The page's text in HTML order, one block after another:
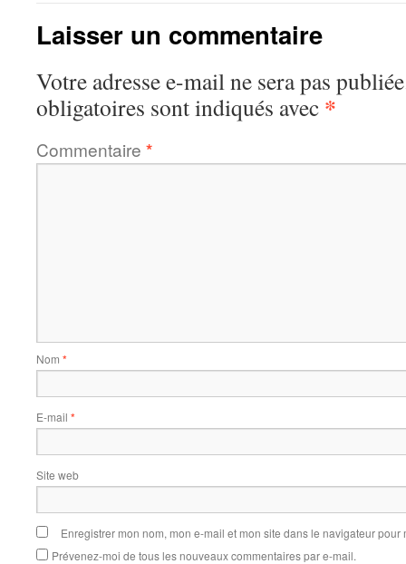
Laisser un commentaire
Votre adresse e-mail ne sera pas
obligatoires sont indiqués avec *
Commentaire *
Nom *
E-mail *
Site web
Enregistrer mon nom, mon e-mail et mon site dans le navigateur
Prévenez-moi de tous les nouveaux commentaires par e-mail.